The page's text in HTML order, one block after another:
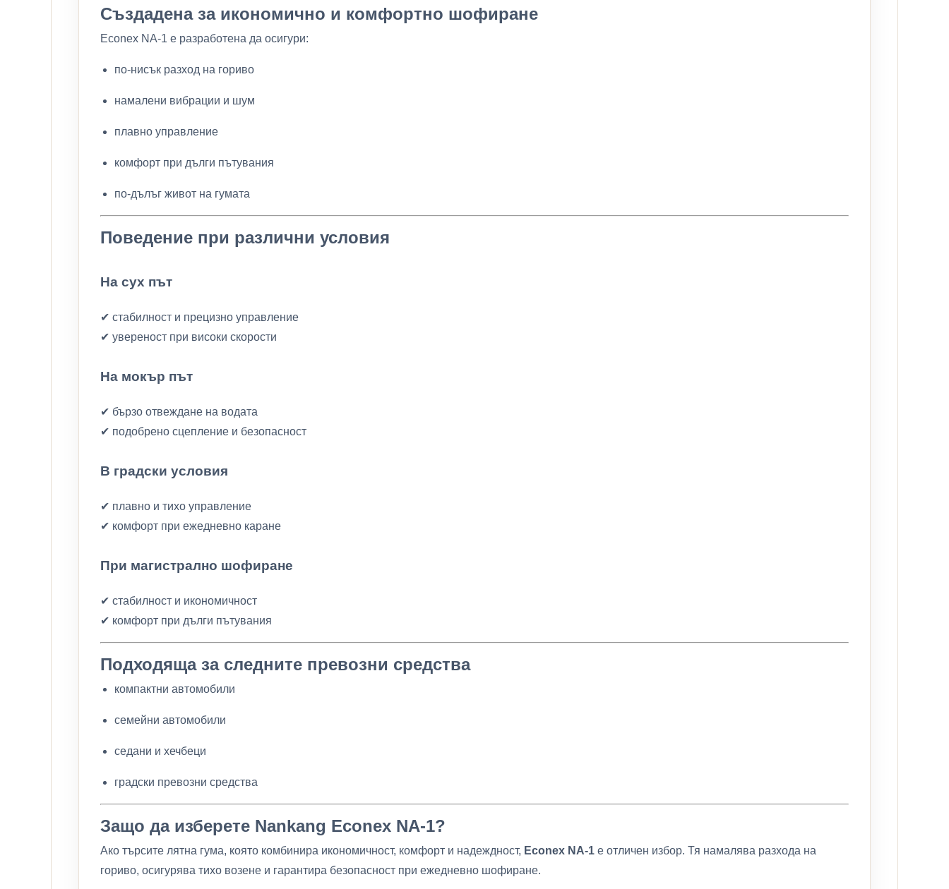
Създадена за икономично и комфортно шофиране
Econex NA-1 е разработена да осигури:
по-нисък разход на гориво
намалени вибрации и шум
плавно управление
комфорт при дълги пътувания
по-дълъг живот на гумата
Поведение при различни условия
На сух път
✔ стабилност и прецизно управление
✔ увереност при високи скорости
На мокър път
✔ бързо отвеждане на водата
✔ подобрено сцепление и безопасност
В градски условия
✔ плавно и тихо управление
✔ комфорт при ежедневно каране
При магистрално шофиране
✔ стабилност и икономичност
✔ комфорт при дълги пътувания
Подходяща за следните превозни средства
компактни автомобили
семейни автомобили
седани и хечбеци
градски превозни средства
Защо да изберете Nankang Econex NA-1?
Ако търсите лятна гума, която комбинира икономичност, комфорт и надеждност, Econex NA-1 е отличен избор. Тя намалява разхода на
гориво, осигурява тихо возене и гарантира безопасност при ежедневно шофиране.